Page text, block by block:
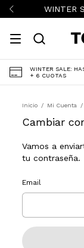
WINTER
WINTER SALE:
+ 6 CUOTAS
Inicio / Mi Cuenta /
Cambiar
Vamos a
tu contraseña.
Email